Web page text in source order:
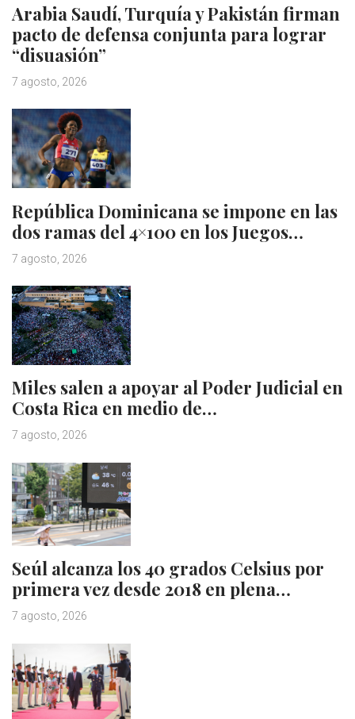
Arabia Saudí, Turquía y Pakistán firman
pacto de defensa conjunta para lograr
“disuasión”
7 agosto, 2026
República Dominicana se impone en las
dos ramas del 4×100 en los Juegos…
7 agosto, 2026
Miles salen a apoyar al Poder Judicial en
Costa Rica en medio de…
7 agosto, 2026
Seúl alcanza los 40 grados Celsius por
primera vez desde 2018 en plena…
7 agosto, 2026